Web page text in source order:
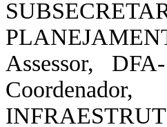
Assessor,